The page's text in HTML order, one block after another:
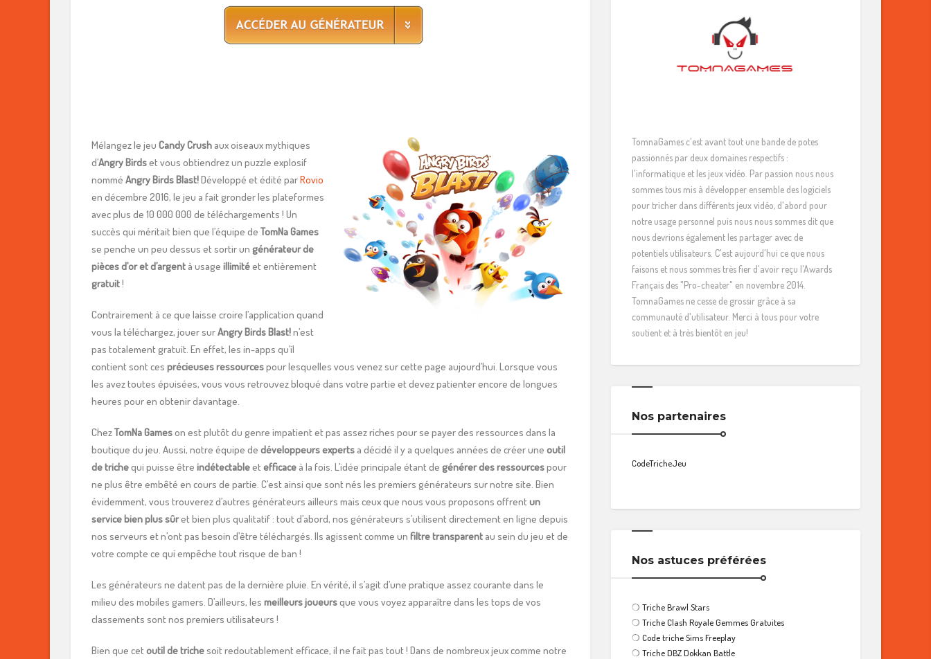
Mélangez le jeu Candy Crush aux oiseaux mythiques
d’Angry Birdset vous obtiendrez un puzzle explosif
nommé Angry Birds Blast!Développé et édité parRovio
en décembre 2016, le jeu a fait gronder les plateformes
avec plus de 10 000 000 de téléchargements ! Un
succès qui méritait bien que l’équipe de TomNa Games
se penche un peu dessus et sortir un générateur de
pièces d’or et d’argent à usage illimitéet entièrement
gratuit!
Contrairement à ce que laisse croire l’application quand
vous la téléchargez, jouer surAngry Birds Blast!n’est
pas totalement gratuit. En effet, les in-apps qu’il
contient sont ces précieuses ressourcespour lesquelles vous venez sur cette page aujourd’hui. Lorsque vous
les avez toutes épuisées, vous vous retrouvez bloqué dans votre partie et devez patienter encore de longues
heures pour en obtenir davantage.
ChezTomNa Gameson est plutôt du genre impatient et pas assez riches pour se payer des ressources dans la
boutique du jeu. Aussi, notre équipe de développeurs experts a décidé il y a quelques années de créer une outil
de trichequi puisse être indétectableetefficace à la fois. L’idée principale étant de générer des ressourcespour
ne plus être embêté en cours de partie. C’est ainsi que sont nés les premiers générateurs sur notre site. Bien
évidemment, vous trouverez d’autres générateurs ailleurs mais ceux que nous vous proposons offrentun
service bien plus sûret bien plus qualitatif : tout d’abord, nos générateurs s’utilisent directement en ligne depuis
nos serveurs et n’ont pas besoin d’être téléchargés. Ils agissent comme un filtre transparent au sein du jeu et de
votre compte ce qui empêche tout risque de ban !
Les générateurs ne datent pas de la dernière pluie. En vérité, il s’agit d’une pratique assez courante dans le
milieu des mobiles gamers. D’ailleurs, les meilleursjoueursque vous voyez apparaître dans les tops de vos
classements sont nos premiers utilisateurs !
Bien que cetoutil de trichesoit redoutablement efficace, il ne fait pas tout ! Dans de nombreux jeux comme notre
TomnaGames c'est avant tout une bande de potes
passionnés par deux domaines respectifs :
l'informatique et les jeux vidéo. Par passion nous nous
sommes tous mis à développer ensemble des logiciels
pour tricher dans différents jeux vidéo, d'abord pour
notre usage personnel puis nous nous sommes dit que
nous devrions également les partager avec de
potentiels utilisateurs. C'est aujourd'hui ce que nous
faisons et nous sommes très fier d'avoir reçu l'Awards
Français des "Pro-cheater" en novembre 2014.
TomnaGames ne cesse de grossir grâce à sa
communauté d'utilisateur. Merci à tous pour votre
soutient et à très bientôt en jeu!
Nos partenaires
CodeTricheJeu
Nos astuces préférées
❍ Triche Brawl Stars
❍ Triche Clash Royale Gemmes Gratuites
❍ Code triche Sims Freeplay
❍ Triche DBZ Dokkan Battle